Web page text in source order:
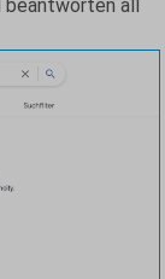
beantworten all